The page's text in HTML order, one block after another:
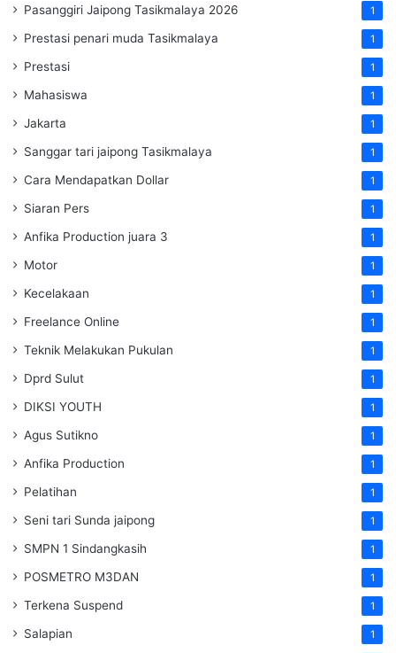
Pasanggiri Jaipong Tasikmalaya 2026 1
Prestasi penari muda Tasikmalaya 1
Prestasi 1
Mahasiswa 1
Jakarta 1
Sanggar tari jaipong Tasikmalaya 1
Cara Mendapatkan Dollar 1
Siaran Pers 1
Anfika Production juara 3 1
Motor 1
Kecelakaan 1
Freelance Online 1
Teknik Melakukan Pukulan 1
Dprd Sulut 1
DIKSI YOUTH 1
Agus Sutikno 1
Anfika Production 1
Pelatihan 1
Seni tari Sunda jaipong 1
SMPN 1 Sindangkasih 1
POSMETRO M3DAN 1
Terkena Suspend 1
Salapian 1